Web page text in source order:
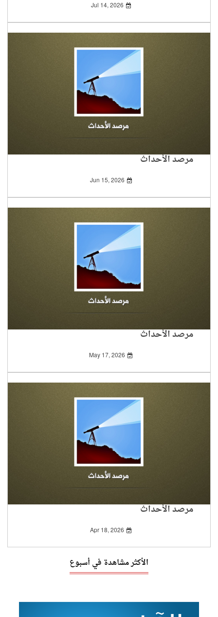
Jul 14, 2026
مرصد الأحداث
Jun 15, 2026
مرصد الأحداث
May 17, 2026
مرصد الأحداث
Apr 18, 2026
الأكثر مشاهدة في أسبوع